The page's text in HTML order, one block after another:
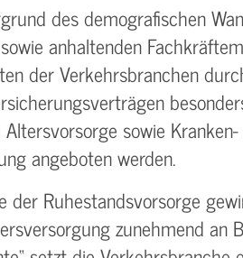
des demografischen
anhaltenden
der Verkehrsbranchen
sowie
angeboten werden.
der Ruhestandsvorsorge
zunehmend an